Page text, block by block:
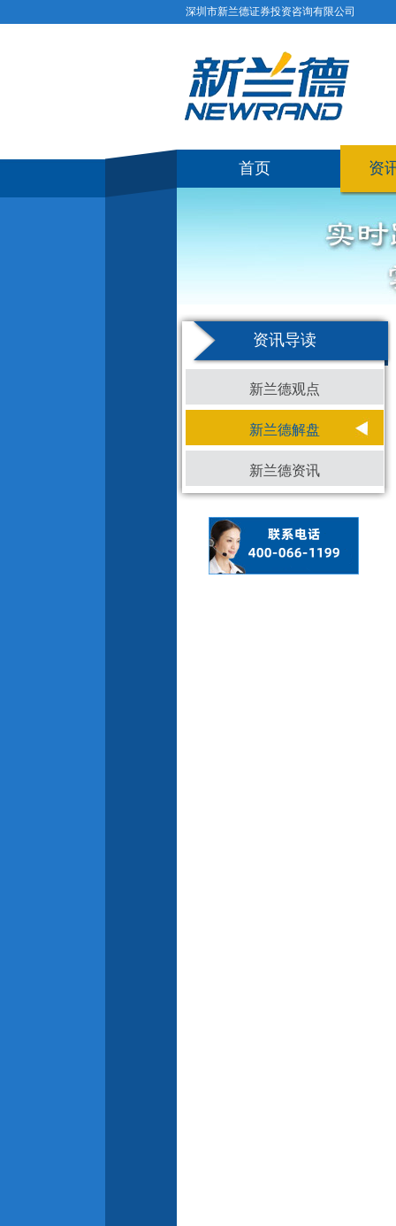
深圳市新兰德证券投资咨询有限公司
首页 资
资讯导读
新兰德观点
新兰德解盘
新兰德资讯